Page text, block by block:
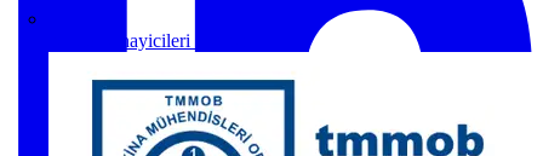
Kablo Sanayicileri Derneği